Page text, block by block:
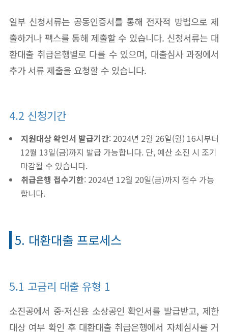
일부 신청서류는 공동인증서를 통해 전자적 방법으로 제
출하거나 팩스를 통해 제출할 수 있습니다. 신청서류는 대
환대출 취급은행별로 다를 수 있으며, 대출심사 과정에서
추가 서류 제출을 요청할 수 있습니다.
4.2 신청기간
지원대상 확인서 발급기간: 2024년 2월 26일(월) 16시부터
12월 13일(금)까지 발급 가능합니다. 단, 예산 소진 시 조기
마감될 수 있습니다.
취급은행 접수기한: 2024년 12월 20일(금)까지 접수 가능
합니다.
5. 대환대출 프로세스
5.1 고금리 대출 유형 1
소진공에서 중·저신용 소상공인 확인서를 발급받고, 제한
대상 여부 확인 후 대환대출 취급은행에서 자체심사를 거